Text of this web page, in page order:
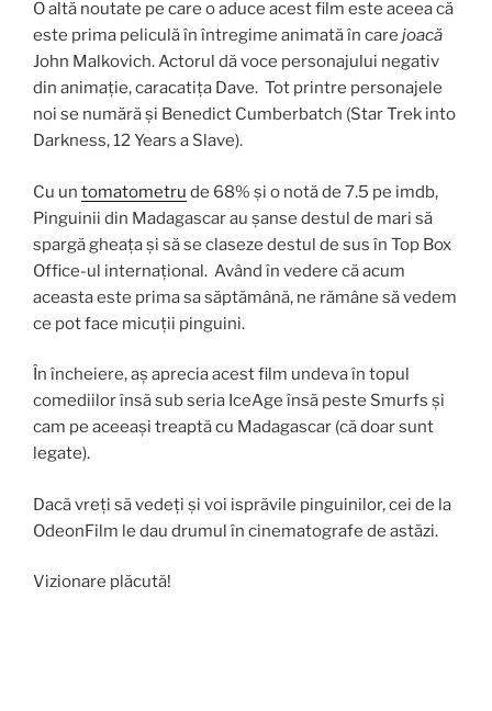
O altă noutate pe care o aduce acest film este aceea că
este prima peliculă în întregime animată în care joacă
John Malkovich. Actorul dă voce personajului negativ
din animație, caracatița Dave. Tot printre personajele
noi se numără și Benedict Cumberbatch (Star Trek into
Darkness, 12 Years a Slave).
Cu un tomatometru de 68% și o notă de 7.5 pe imdb,
Pinguinii din Madagascar au șanse destul de mari să
spargă gheața și să se claseze destul de sus în Top Box
Office-ul internațional. Având în vedere că acum
aceasta este prima sa săptămână, ne rămâne să vedem
ce pot face micuții pinguini.
În încheiere, aș aprecia acest film undeva în topul
comediilor însă sub seria IceAge însă peste Smurfs și
cam pe aceeași treaptă cu Madagascar (că doar sunt
legate).
Dacă vreți să vedeți și voi isprăvile pinguinilor, cei de la
OdeonFilm le dau drumul în cinematografe de astăzi.
Vizionare plăcută!